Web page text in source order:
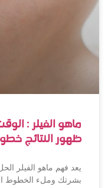
ماهو الفيلر :
ظهور النتائج
يعد فهم ماهو الفيلر
بشرتك وملء الخطوط